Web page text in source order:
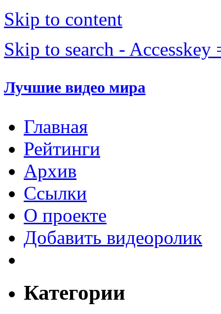
Skip to content
Skip to search - Accesskey
Лучшие видео мира
Главная
Рейтинги
Архив
Ссылки
О проекте
Добавить видеоролик
Категории